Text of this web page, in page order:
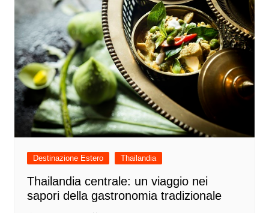
Destinazione Estero Thailandia
Thailandia centrale: un viaggio nei
sapori della gastronomia tradizionale